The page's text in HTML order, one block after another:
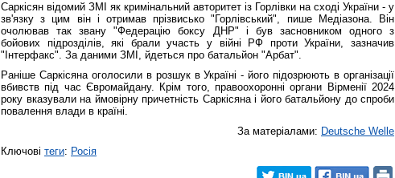
Саркісян відомий ЗМІ як кримінальний авторитет із Горлівки на сході України - у
зв'язку з цим він і отримав прізвисько "Горлівський", пише Медіазона. Він
очолював так звану "Федерацію боксу ДНР" і був засновником одного з
бойових підрозділів, які брали участь у війні РФ проти України, зазначив
"Інтерфакс". За даними ЗМІ, йдеться про батальйон "Арбат".
Раніше Саркісяна оголосили в розшук в Україні - його підозрюють в організації
вбивств під час Євромайдану. Крім того, правоохоронні органи Вірменії 2024
року вказували на ймовірну причетність Саркісяна і його батальйону до спроби
повалення влади в країні.
За матеріалами: Deutsche Welle
Ключові теги: Росія